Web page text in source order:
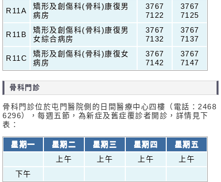
R11A
矯形及創傷科(骨科)康復男
病房
3767
7122
3767
7125
R11B
矯形及創傷科(骨科)康復男
女綜合病房
3767
7132
3767
7137
R11C
矯形及創傷科(骨科)康復女
病房
3767
7142
3767
7147
骨科門診
骨科門診位於屯門醫院側的日間醫療中心四樓（電話：2468
6296），每週五節，為新症及舊症覆診者開診，詳情見下
表：
星期一 星期二 星期三 星期四
星期五
上午
上午 上午
上午
下午